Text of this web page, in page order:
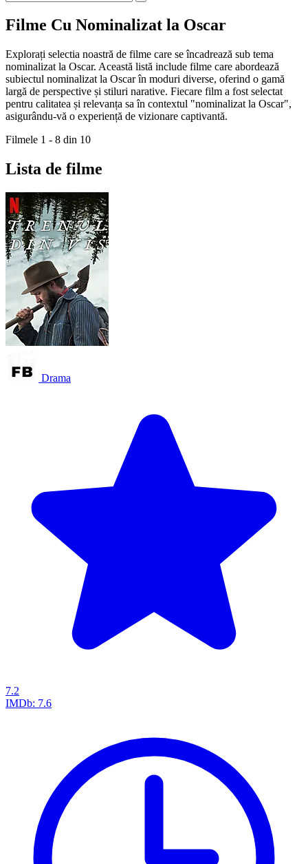
Filme Cu Nominalizat la Oscar
Explorați selectia noastră de filme care se încadrează sub tema
nominalizat la Oscar. Această listă include filme care abordează
subiectul nominalizat la Oscar în moduri diverse, oferind o gamă
largă de perspective și stiluri narative. Fiecare film a fost selectat
pentru calitatea și relevanța sa în contextul "nominalizat la Oscar",
asigurându-vă o experiență de vizionare captivantă.
Filmele 1 - 8 din 10
Lista de filme
Drama
7.2
IMDb: 7.6